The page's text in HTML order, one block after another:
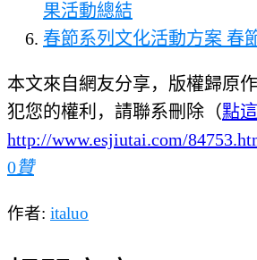
果活動總結
春節系列文化活動方案 春
本文來自網友分享，版權歸原
犯您的權利，請聯系刪除（點
http://www.esjiutai.com/
0贊
作者: italuo